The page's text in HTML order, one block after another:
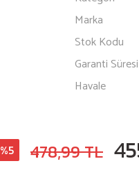
Marka
Stok Kodu
Garanti Süresi
Havale
%5 478,99 TL